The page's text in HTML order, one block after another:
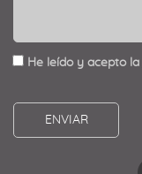
He leído y acepto la